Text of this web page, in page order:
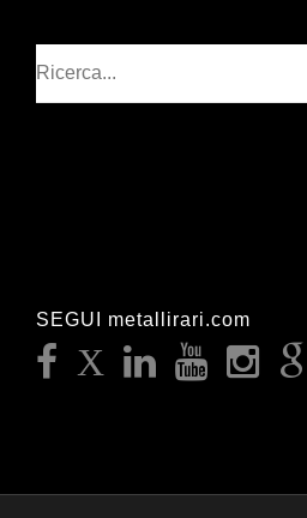
SEGUI metallirari.com